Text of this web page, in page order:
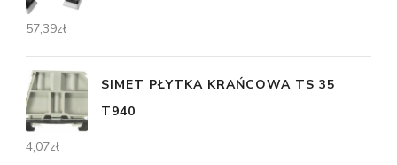
57,39zł
SIMET PŁYTKA KRAŃCOWA TS 35
T940
4,07zł